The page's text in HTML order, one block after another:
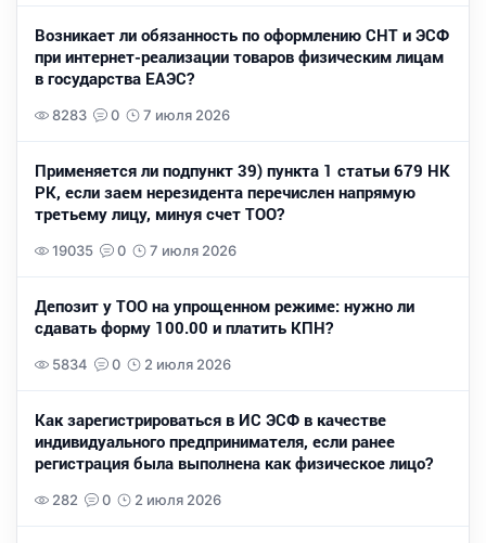
Возникает ли обязанность по оформлению СНТ и ЭСФ
при интернет-реализации товаров физическим лицам
в государства ЕАЭС?
8283 0 7 июля 2026
Применяется ли подпункт 39) пункта 1 статьи 679 НК
РК, если заем нерезидента перечислен напрямую
третьему лицу, минуя счет ТОО?
19035 0 7 июля 2026
Депозит у ТОО на упрощенном режиме: нужно ли
сдавать форму 100.00 и платить КПН?
5834 0 2 июля 2026
Как зарегистрироваться в ИС ЭСФ в качестве
индивидуального предпринимателя, если ранее
регистрация была выполнена как физическое лицо?
282 0 2 июля 2026